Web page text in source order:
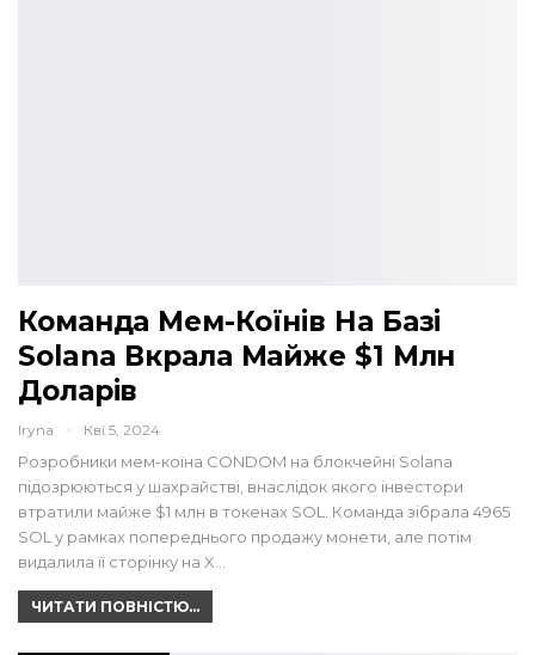
Команда Мем-Коїнів На Базі
Solana Вкрала Майже $1 Млн
Доларів
Iryna Кві 5, 2024
Розробники мем-коїна CONDOM на блокчейні Solana
підозрюються у шахрайстві, внаслідок якого інвестори
втратили майже $1 млн в токенах SOL. Команда зібрала 4965
SOL у рамках попереднього продажу монети, але потім
видалила її сторінку на X…
ЧИТАТИ ПОВНІСТЮ...